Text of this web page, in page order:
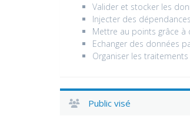
Valider et stocker les
Injecter des
Mettre au points grâce
Echanger des données
Organiser les
Public visé